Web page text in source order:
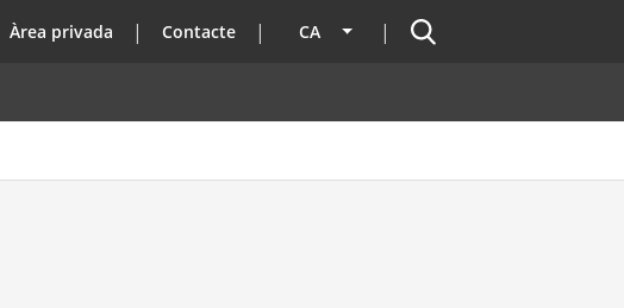
top
Àrea privada Contacte CA Llista les accions addicionals
Cercador